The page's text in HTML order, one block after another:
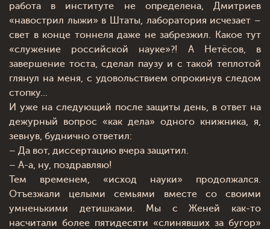
работа в институте не определена, Дмитриев
«навострил лыжи» в Штаты, лаборатория исчезает –
свет в конце тоннеля даже не забрезжил. Какое тут
«служение российской науке»?! А Нетёсов, в
завершение тоста, сделал паузу и с такой теплотой
глянул на меня, с удовольствием опрокинув следом
стопку...
И уже на следующий после защиты день, в ответ на
дежурный вопрос «как дела» одного книжника, я,
зевнув, буднично ответил:
– Да вот, диссертацию вчера защитил.
– А-а, ну, поздравляю!
Тем временем, «исход науки» продолжался.
Отъезжали целыми семьями вместе со своими
умненькими детишками. Мы с Женей как-то
насчитали более пятидесяти «слинявших за бугор»